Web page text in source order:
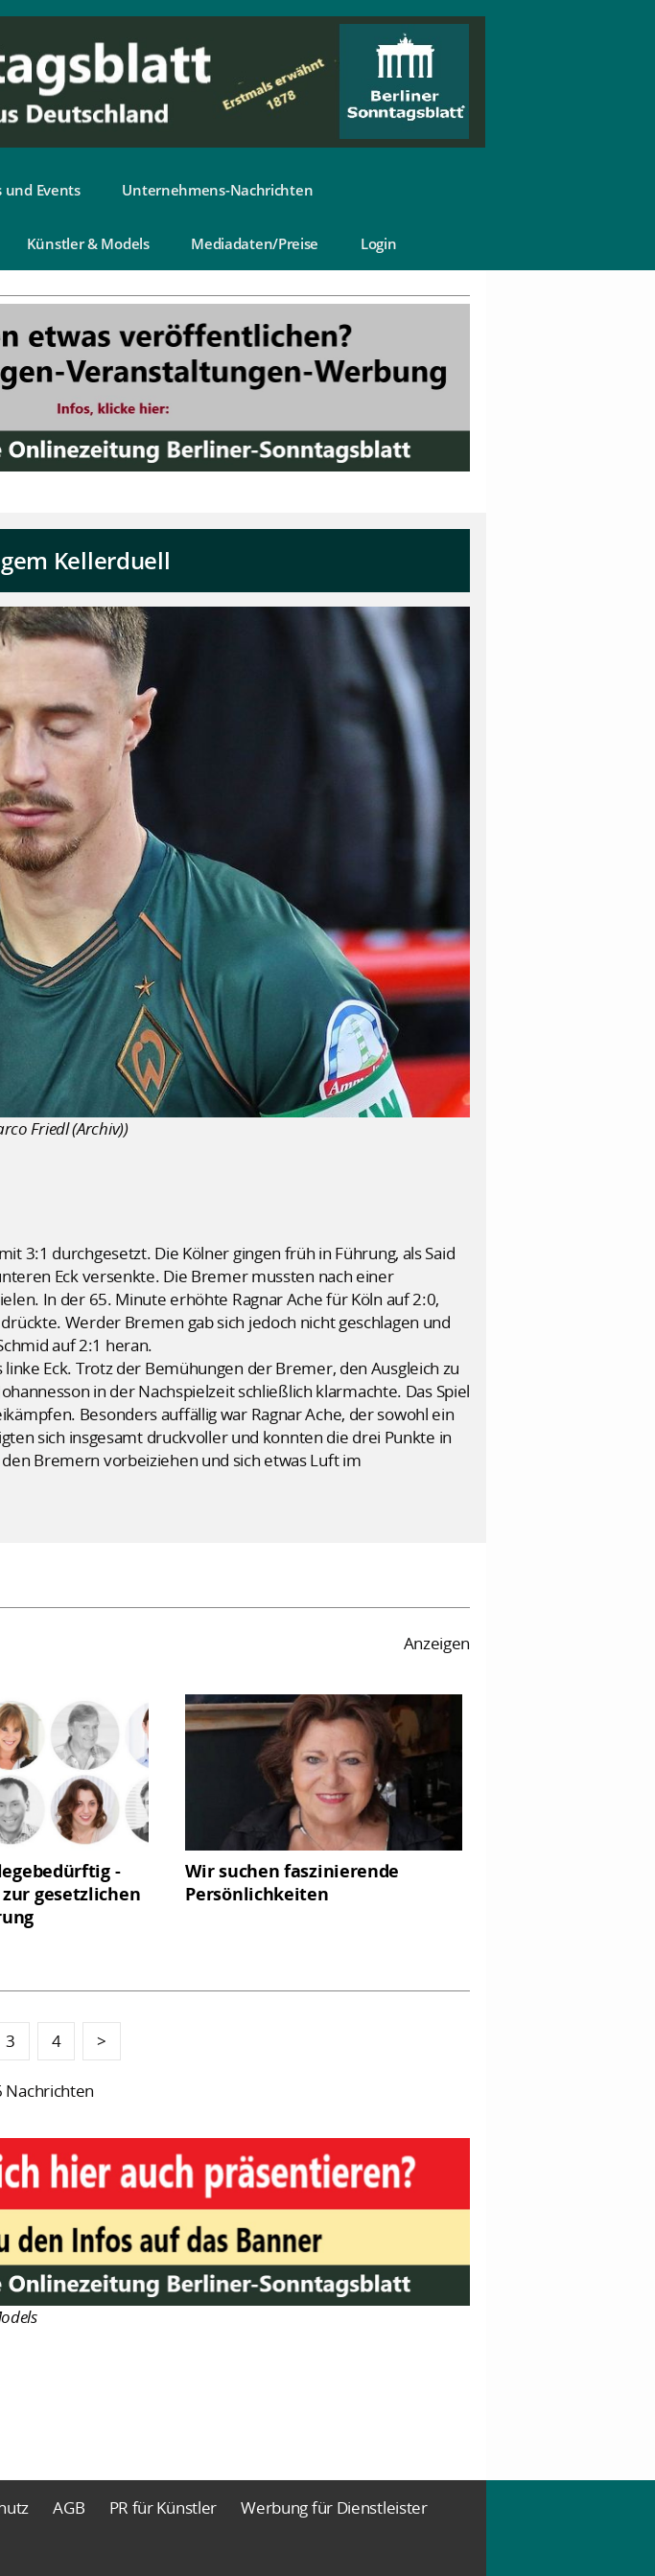
und Events Unternehmens-Nachrichten
Künstler & Models Mediadaten/Preise Login
Kellerduell
Friedl (Archiv))
3:1 durchgesetzt. Die Kölner gingen früh in Führung, als Said
Eck versenkte. Die Bremer mussten nach einer
In der 65. Minute erhöhte Ragnar Ache für Köln auf 2:0,
Werder Bremen gab sich jedoch nicht geschlagen und
auf 2:1 heran.
Eck. Trotz der Bemühungen der Bremer, den Ausgleich zu
in der Nachspielzeit schließlich klarmachte. Das Spiel
Besonders auffällig war Ragnar Ache, der sowohl ein
sich insgesamt druckvoller und konnten die drei Punkte in
Bremern vorbeiziehen und sich etwas Luft im
Anzeigen
-
gesetzlichen
Wir suchen faszinierende
Persönlichkeiten
3 4 >
Nachrichten
AGB PR für Künstler
Werbung für Dienstleister